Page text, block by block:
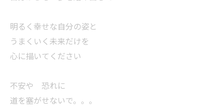
明るく幸せな自分の姿と
うまくいく未来だけを
心に描いてください
不安や 恐れに
道を塞がせないで。。。